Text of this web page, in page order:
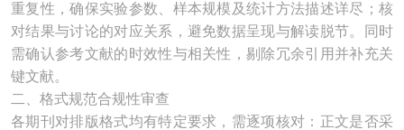
重复性，确保实验参数、样本规模及统计方法描述详尽；核
对结果与讨论的对应关系，避免数据呈现与解读脱节。同时
需确认参考文献的时效性与相关性，剔除冗余引用并补充关
键文献。
二、格式规范合规性审查
各期刊对排版格式均有特定要求，需逐项核对：正文是否采